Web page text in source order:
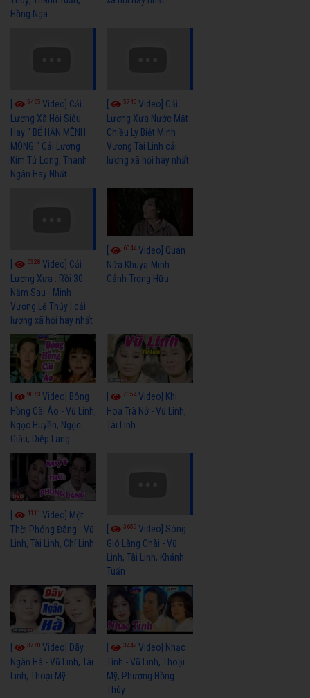
Hồng Nga
5465 Video] Cải
Lương Xã Hội Siêu
Hay " BỂ HẬN MÊNH
MÔNG " Cải Lương
Kim Tử Long, Thanh
Ngân Hay Nhất
5740Video] Cải
Lương Xưa Nước Mắt
Chiều Ly Biệt Minh
Vương Tài Linh cải
lương xã hội hay nhất
6328 Video] Cải
Lương Xưa : Rồi 30
Năm Sau - Minh
Vương Lệ Thủy | cải
lương xã hội hay nhất
6044Video] Quán
Nửa Khuya-Minh
Cảnh-Trọng Hữu
9063 Video] Bông
Hồng Cài Áo - Vũ Linh,
Ngọc Huyền, Ngọc
Giàu, Diệp Lang
7354Video] Khi
Hoa Trà Nở - Vũ Linh,
Tài Linh
4111 Video] Một
Thời Phóng Đãng - Vũ
Linh, Tài Linh, Chí Linh
3659Video] Sóng
Gió Làng Chài - Vũ
Linh, Tài Linh, Khánh
Tuấn
3770 Video] Dãy
Ngân Hà - Vũ Linh, Tài
Linh, Thoại Mỹ
3442Video] Nhạc
Tình - Vũ Linh, Thoại
Mỹ, Phương Hồng
Thủy